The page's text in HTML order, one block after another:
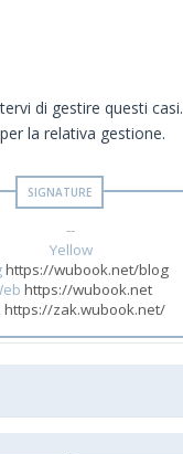
di gestire questi casi.
la relativa gestione.
--
Yellow
https://wubook.net/blog
https://wubook.net
https://zak.wubook.net/